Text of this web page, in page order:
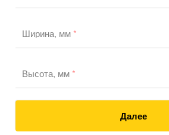
Ширина, мм*
Высота, мм*
Далее